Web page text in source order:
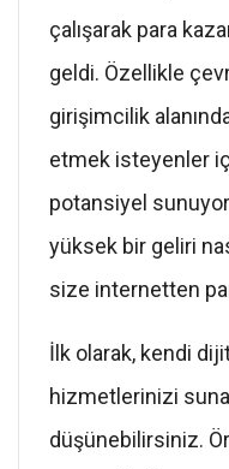
çalışarak para
geldi. Özellikle
girişimcilik
etmek isteyenler
potansiyel
yüksek bir geliri
size internetten
İlk olarak, kendi
hizmetlerinizi
düşünebilirsiniz.